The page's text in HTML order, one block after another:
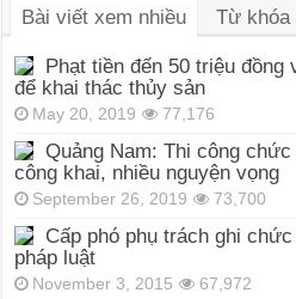
Bài viết xem nhiều Từ khóa
Phạt tiền đến 50 triệu
để khai thác thủy sản
May 20, 2019 77,176
Quảng Nam: Thi công
công khai, nhiều nguyện vọng
September 26, 2019 73,700
Cấp phó phụ trách ghi
pháp luật
November 3, 2015 67,972